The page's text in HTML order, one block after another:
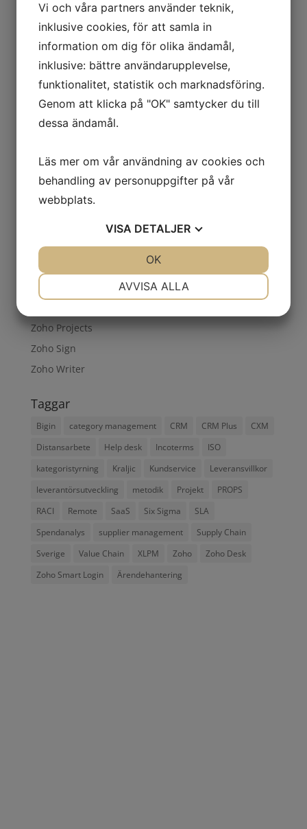
Service Management
Six Sigma
Supply Chain
Sverige
Value Chain
Verksamhetsutveckling
Zoho
Zoho Analytics
Zoho CRM
Zoho Learn
Zoho One
Zoho Projects
Zoho Sign
Zoho Writer
Taggar
Bigin category management CRM CRM Plus
CXM
Distansarbete
Help desk Incoterms
ISO
kategoristyrning
Kraljic Kundservice
Leveransvillkor
leverantörsutveckling
metodik Projekt
PROPS
RACI
Remote SaaS Six Sigma
SLA
Spendanalys
supplier management
Supply Chain
Sverige
Value Chain XLPM Zoho
Zoho Desk
Zoho Smart Login
Ärendehantering
Vi och våra partners använder teknik,
inklusive cookies, för att samla in
information om dig för olika ändamål,
inklusive: bättre användarupplevelse,
funktionalitet, statistik och marknadsföring.
Genom att klicka på "OK" samtycker du till
dessa ändamål.
Läs mer om vår användning av cookies och
behandling av personuppgifter på vår
webbplats.
VISA DETALJER
MARKNADSFÖRING
AVVISA ALLA
OK